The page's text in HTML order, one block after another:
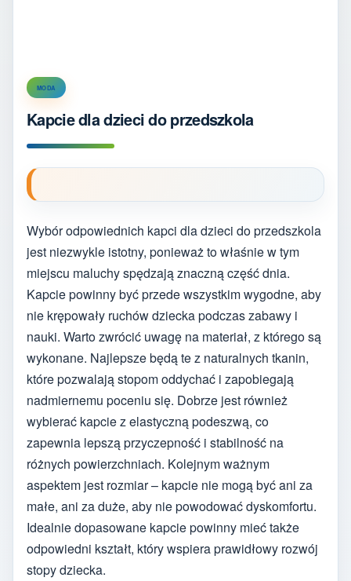
MODA
Kapcie dla dzieci do przedszkola
Wybór odpowiednich kapci dla dzieci do przedszkola
jest niezwykle istotny, ponieważ to właśnie w tym
miejscu maluchy spędzają znaczną część dnia.
Kapcie powinny być przede wszystkim wygodne, aby
nie krępowały ruchów dziecka podczas zabawy i
nauki. Warto zwrócić uwagę na materiał, z którego są
wykonane. Najlepsze będą te z naturalnych tkanin,
które pozwalają stopom oddychać i zapobiegają
nadmiernemu poceniu się. Dobrze jest również
wybierać kapcie z elastyczną podeszwą, co
zapewnia lepszą przyczepność i stabilność na
różnych powierzchniach. Kolejnym ważnym
aspektem jest rozmiar – kapcie nie mogą być ani za
małe, ani za duże, aby nie powodować dyskomfortu.
Idealnie dopasowane kapcie powinny mieć także
odpowiedni kształt, który wspiera prawidłowy rozwój
stopy dziecka.